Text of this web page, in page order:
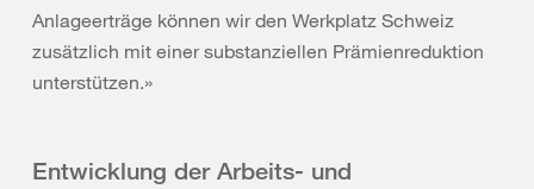
Anlageerträge können wir den Werkplatz Schweiz
zusätzlich mit einer substanziellen Prämienreduktion
unterstützen.»
Entwicklung der Arbeits- und